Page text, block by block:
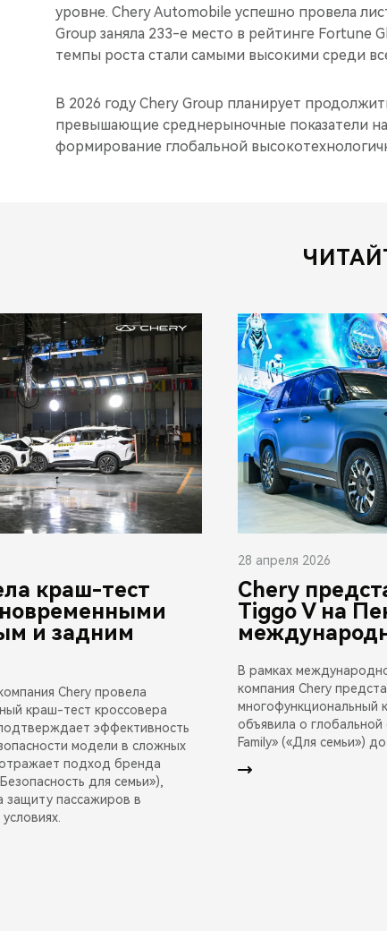
уровне. Chery Automobile успешно провела
Group заняла 233-е место в рейтинге Fortune
темпы роста стали самыми высокими среди
В 2026 году Chery Group планирует
превышающие среднерыночные показатели
формирование глобальной
краш-тест
и задним
Chery провела
краш-тест кроссовера
эффективность
модели в сложных
подход бренда
для семьи»),
защиту пассажиров в
28 апреля 2026
Chery
Tiggo V на
В рамках
компания Chery
многофункциональный
объявила о глобальной
Family» («Для семьи») до